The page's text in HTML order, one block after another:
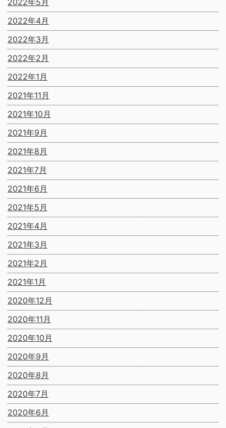
2022年5月
2022年4月
2022年3月
2022年2月
2022年1月
2021年11月
2021年10月
2021年9月
2021年8月
2021年7月
2021年6月
2021年5月
2021年4月
2021年3月
2021年2月
2021年1月
2020年12月
2020年11月
2020年10月
2020年9月
2020年8月
2020年7月
2020年6月